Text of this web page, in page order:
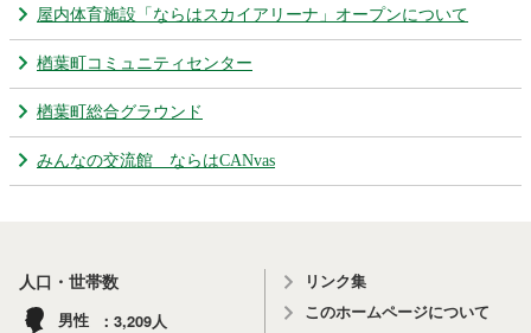
復興・計画 ふるさと納税
予算・決算 人事・採用
教育委員会
例規集
イベント 観光ならは
屋内体育施設「ならはスカイアリーナ」オープンについて
楢葉町コミュニティセンター
楢葉町総合グラウンド
みんなの交流館 ならはCANvas
人口・世帯数
男性 3,209 人
リンク集
このホームページについて